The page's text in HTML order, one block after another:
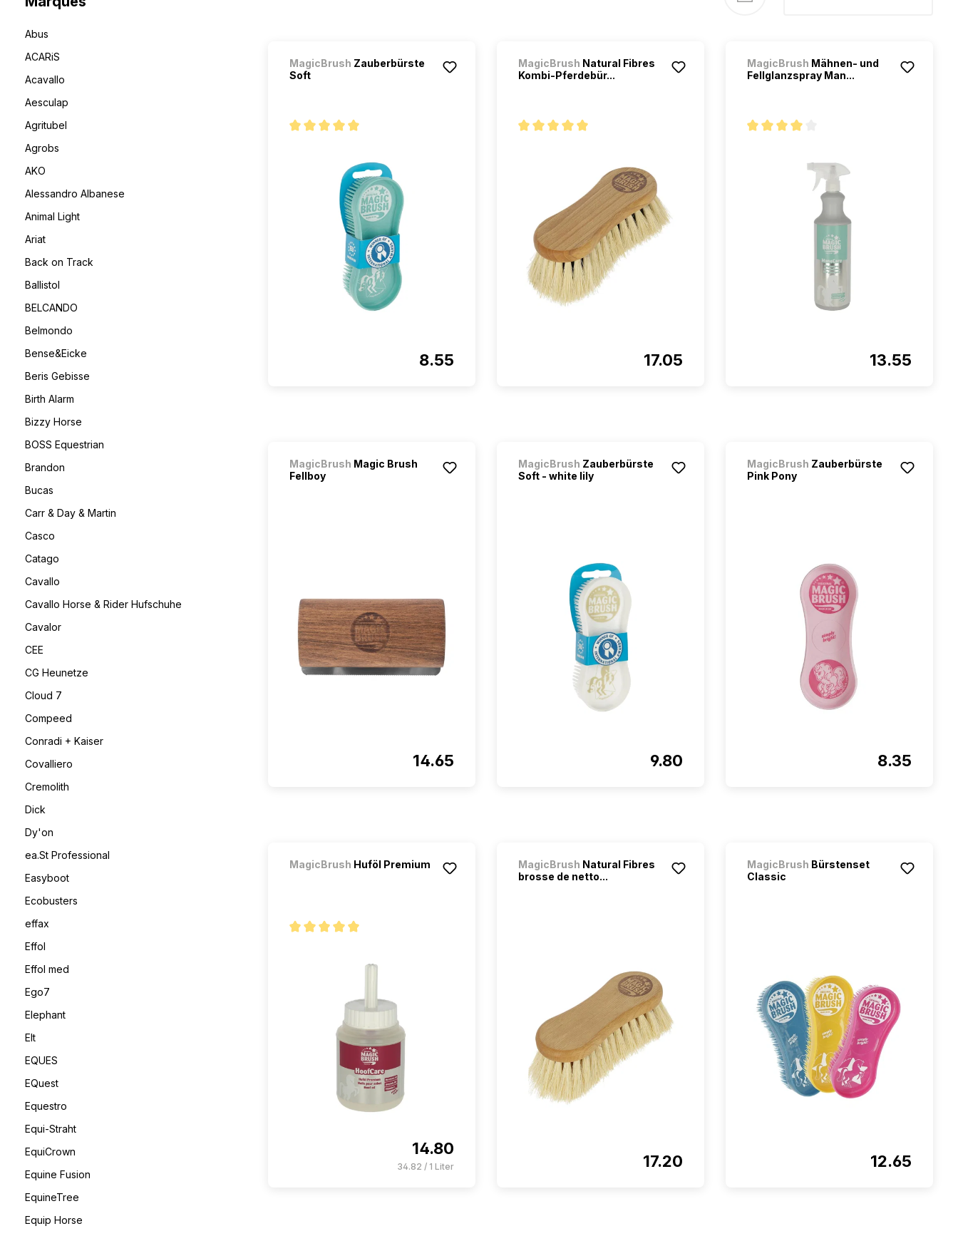
Abus
ACARiS
Acavallo
Aesculap
Agritubel
Agrobs
AKO
Alessandro Albanese
Animal Light
Ariat
Back on Track
Ballistol
BELCANDO
Belmondo
Bense&Eicke
Beris Gebisse
Birth Alarm
Bizzy Horse
BOSS Equestrian
Brandon
Bucas
Carr & Day & Martin
Casco
Catago
Cavallo
Cavallo Horse & Rider Hufschuhe
Cavalor
CEE
CG Heunetze
Cloud 7
Compeed
Conradi + Kaiser
Covalliero
Cremolith
Dick
Dy'on
ea.St Professional
Easyboot
Ecobusters
effax
Effol
Effol med
Ego7
Elephant
Elt
EQUES
EQuest
Equestro
Equi-Straht
EquiCrown
Equine Fusion
EquineTree
Equip Horse
MagicBrush Zauberbürste
Soft
8.55
MagicBrush Natural Fibres
Kombi-Pferdebür...
17.05
MagicBrush Mähnen- und
Fellglanzspray Man...
13.55
MagicBrush Magic Brush
Fellboy
14.65
MagicBrush Zauberbürste
Soft - white lily
9.80
MagicBrush Zauberbürste
Pink Pony
8.35
MagicBrush Huföl Premium
14.80
34.82 / 1 Liter
MagicBrush Natural Fibres
brosse de netto...
17.20
MagicBrush Bürstenset
Classic
12.65